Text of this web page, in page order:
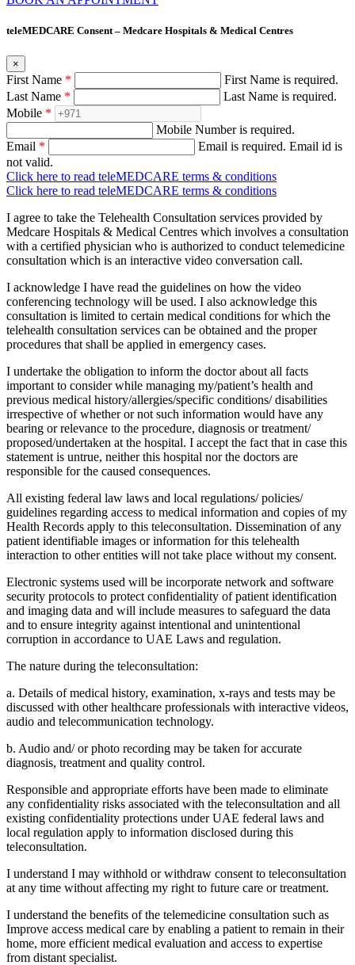
teleMEDCARE Consent – Medcare Hospitals & Medical Centres
×
First Name *
First Name is required.
Last Name *
Last Name is required.
Mobile *
Mobile Number is required.
Email * Email is required. Email id is
not valid.
Click here to read teleMEDCARE terms & conditions
Click here to read teleMEDCARE terms & conditions
I agree to take the Telehealth Consultation services provided by
Medcare Hospitals & Medical Centres which involves a consultation
with a certified physician who is authorized to conduct telemedicine
consultation which is an interactive video conversation call.
I acknowledge I have read the guidelines on how the video
conferencing technology will be used. I also acknowledge this
consultation is limited to certain medical conditions for which the
telehealth consultation services can be obtained and the proper
procedures that shall be applied in emergency cases.
I undertake the obligation to inform the doctor about all facts
important to consider while managing my/patient’s health and
previous medical history/allergies/specific conditions/ disabilities
irrespective of whether or not such information would have any
bearing or relevance to the procedure, diagnosis or treatment/
proposed/undertaken at the hospital. I accept the fact that in case this
statement is untrue, neither this hospital nor the doctors are
responsible for the caused consequences.
All existing federal law laws and local regulations/ policies/
guidelines regarding access to medical information and copies of my
Health Records apply to this teleconsultation. Dissemination of any
patient identifiable images or information for this telehealth
interaction to other entities will not take place without my consent.
Electronic systems used will be incorporate network and software
security protocols to protect confidentiality of patient identification
and imaging data and will include measures to safeguard the data
and to ensure integrity against intentional and unintentional
corruption in accordance to UAE Laws and regulation.
The nature during the teleconsultation:
a. Details of medical history, examination, x-rays and tests may be
discussed with other healthcare professionals with interactive videos,
audio and telecommunication technology.
b. Audio and/ or photo recording may be taken for accurate
diagnosis, treatment and quality control.
Responsible and appropriate efforts have been made to eliminate
any confidentiality risks associated with the teleconsultation and all
existing confidentiality protections under UAE federal laws and
local regulation apply to information disclosed during this
teleconsultation.
I understand I may withhold or withdraw consent to teleconsultation
at any time without affecting my right to future care or treatment.
I understand the benefits of the telemedicine consultation such as
Improve access medical care by enabling a patient to remain in their
home, more efficient medical evaluation and access to expertise
from distant specialist.